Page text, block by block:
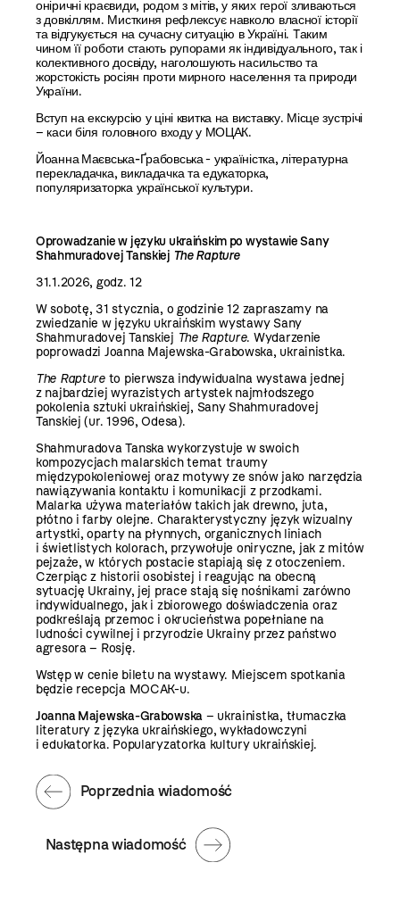
оніричні краєвиди, родом з мітів, у яких герої зливаються
з довкіллям. Мисткиня рефлексує навколо власної історії
та відгукується на сучасну ситуацію в Україні. Tаким
чином її роботи стають рупорами як індивідуального, так і
колективного досвіду, наголошують насильство та
жорстокість росіян проти мирного населення та природи
України.
Вступ на екскурсію у ціні квитка на виставку. Місце зустрічі
– каси біля головного входу у МОЦАК.
Йоанна Маєвська-Ґрабовська- україністка, літературна
перекладачка, викладачка та едукаторка,
популяризаторка української культури.
Oprowadzanie w języku ukraińskim po wystawie Sany
Shahmuradovej Tanskiej The Rapture
31.1.2026, godz. 12
W sobotę, 31 stycznia, o godzinie 12 zapraszamy na
zwiedzanie w języku ukraińskim wystawy Sany
Shahmuradovej Tanskiej The Rapture. Wydarzenie
poprowadzi Joanna Majewska-Grabowska, ukrainistka.
The Raptureto pierwsza indywidualna wystawa jednej
z najbardziej wyrazistych artystek najmłodszego
pokolenia sztuki ukraińskiej, Sany Shahmuradovej
Tanskiej (ur. 1996, Odesa).
Shahmuradova Tanska wykorzystuje w swoich
kompozycjach malarskich temat traumy
międzypokoleniowej oraz motywy ze snów jako narzędzia
nawiązywania kontaktu i komunikacji z przodkami.
Malarka używa materiałów takich jak drewno, juta,
płótno i farby olejne. Charakterystyczny język wizualny
artystki, oparty na płynnych, organicznych liniach
i świetlistych kolorach, przywołuje oniryczne, jak z mitów
pejzaże, w których postacie stapiają się z otoczeniem.
Czerpiąc z historii osobistej i reagując na obecną
sytuację Ukrainy, jej prace stają się nośnikami zarówno
indywidualnego, jak i zbiorowego doświadczenia oraz
podkreślają przemoc i okrucieństwa popełniane na
ludności cywilnej i przyrodzie Ukrainy przez państwo
agresora – Rosję.
Wstęp w cenie biletu na wystawy. Miejscem spotkania
będzie recepcja MOCAK-u.
Joanna Majewska-Grabowska – ukrainistka, tłumaczka
literatury z języka ukraińskiego, wykładowczyni
i edukatorka. Popularyzatorka kultury ukraińskiej.
Następna wiadomość
Poprzednia wiadomość